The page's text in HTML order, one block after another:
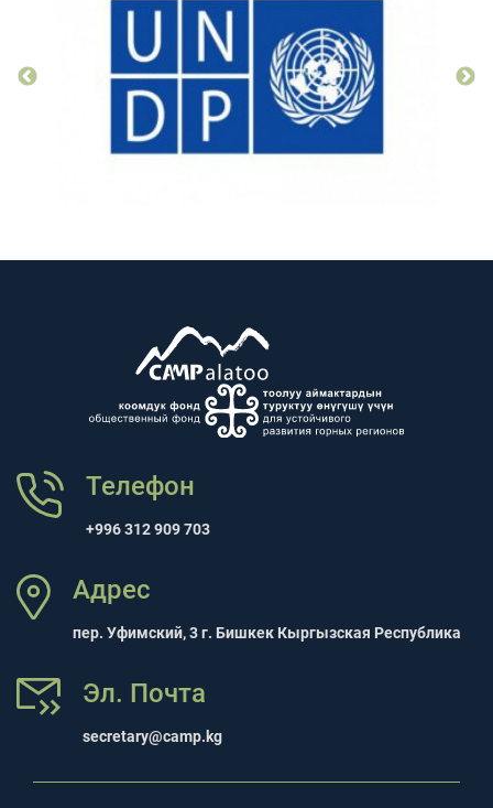
Телефон
+996 312 909 703
Адрес
пер. Уфимский, 3 г. Бишкек Кыргызская Республика
Эл. Почта
secretary@camp.kg